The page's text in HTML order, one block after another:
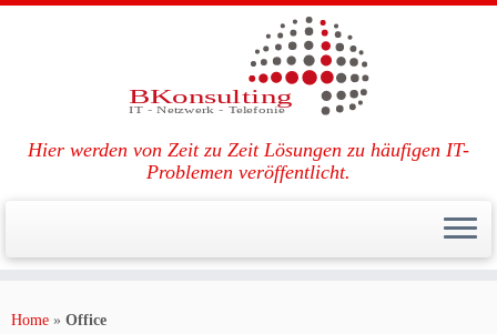
Inhalt
Hier werden von Zeit zu Zeit Lösungen zu häufigen IT-
Problemen veröffentlicht.
Home » Office